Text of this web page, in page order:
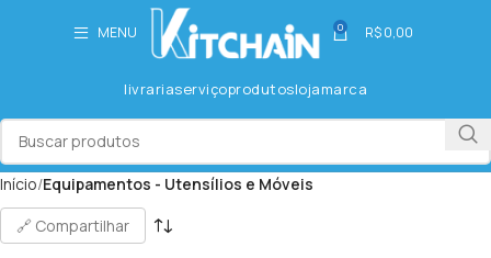
MENU 0 R$0,00
livrariaserviçoprodutoslojamarca
Início Equipamentos - Utensílios e Móveis
🔗 Compartilhar